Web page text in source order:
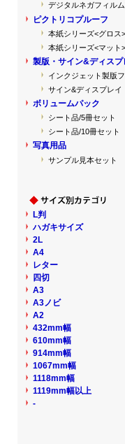
デジタルネガフィル
ピクトリコプルーフ
本紙シリーズ<グロス>
本紙シリーズ<マット>
製版・サイン&ディスプ
インクジェット製版
サイン&ディスプレイ
ボリュームパック
シート品/5冊セット
シート品/10冊セット
写真用品
サンプル見本セット
L判
ハガキサイズ
2L
A4
レター
四切
A3
A3ノビ
A2
432mm幅
610mm幅
914mm幅
1067mm幅
1118mm幅
1119mm幅以上
-